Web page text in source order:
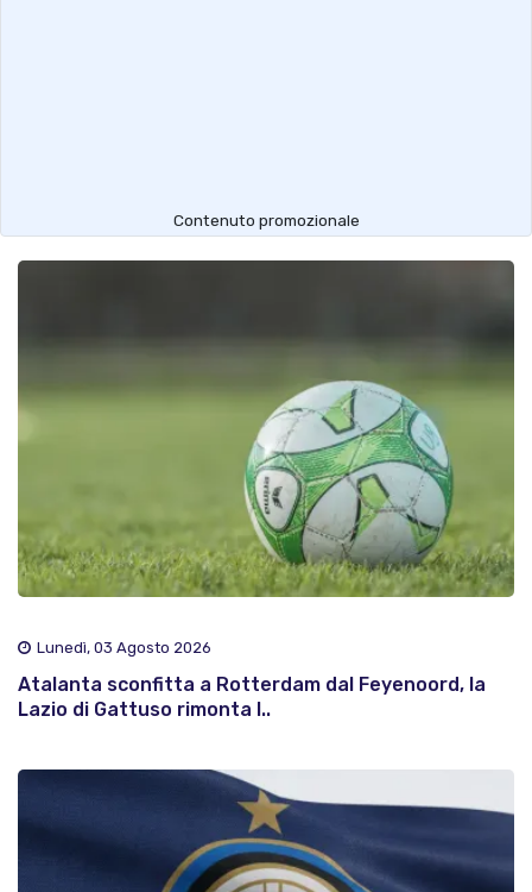
Contenuto promozionale
Lunedì, 03 Agosto 2026
Atalanta sconfitta a Rotterdam dal Feyenoord, la
Lazio di Gattuso rimonta l..